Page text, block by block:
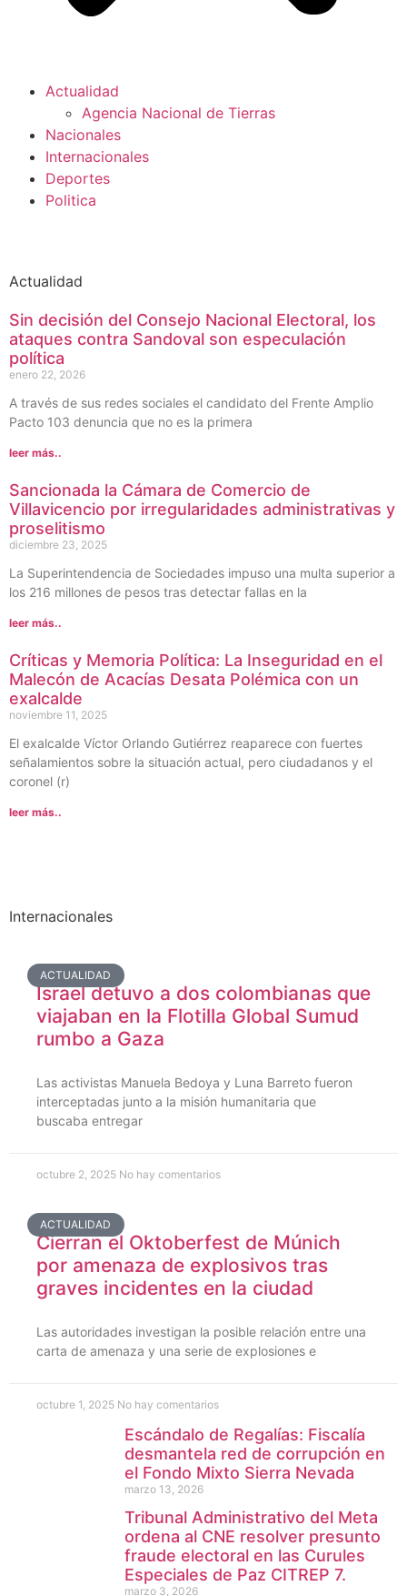
Actualidad
Agencia Nacional de Tierras
Nacionales
Internacionales
Deportes
Politica
Actualidad
Sin decisión del Consejo Nacional Electoral, los
ataques contra Sandoval son especulación
política
enero 22, 2026
A través de sus redes sociales el candidato del Frente Amplio
Pacto 103 denuncia que no es la primera
leer más..
Sancionada la Cámara de Comercio de
Villavicencio por irregularidades administrativas y
proselitismo
diciembre 23, 2025
La Superintendencia de Sociedades impuso una multa superior a
los 216 millones de pesos tras detectar fallas en la
leer más..
Críticas y Memoria Política: La Inseguridad en el
Malecón de Acacías Desata Polémica con un
exalcalde
noviembre 11, 2025
El exalcalde Víctor Orlando Gutiérrez reaparece con fuertes
señalamientos sobre la situación actual, pero ciudadanos y el
coronel (r)
leer más..
Internacionales
ACTUALIDAD
Israel detuvo a dos colombianas que
viajaban en la Flotilla Global Sumud
rumbo a Gaza
Las activistas Manuela Bedoya y Luna Barreto fueron
interceptadas junto a la misión humanitaria que
buscaba entregar
octubre 2, 2025 No hay comentarios
ACTUALIDAD
Cierran el Oktoberfest de Múnich
por amenaza de explosivos tras
graves incidentes en la ciudad
Las autoridades investigan la posible relación entre una
carta de amenaza y una serie de explosiones e
octubre 1, 2025 No hay comentarios
Escándalo de Regalías: Fiscalía
desmantela red de corrupción en
el Fondo Mixto Sierra Nevada
marzo 13, 2026
Tribunal Administrativo del Meta
ordena al CNE resolver presunto
fraude electoral en las Curules
Especiales de Paz CITREP 7.
marzo 3, 2026